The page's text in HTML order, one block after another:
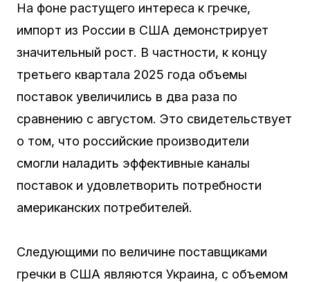
На фоне растущего интереса к гречке,
импорт из России в США демонстрирует
значительный рост. В частности, к концу
третьего квартала 2025 года объемы
поставок увеличились в два раза по
сравнению с августом. Это свидетельствует
о том, что российские производители
смогли наладить эффективные каналы
поставок и удовлетворить потребности
американских потребителей.
Следующими по величине поставщиками
гречки в США являются Украина, с объемом